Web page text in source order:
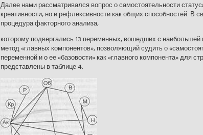
Далее нами рассматривался вопрос о самостоятельности
креативности, но и рефлексив­ности как общих способностей. В
процедура факторного анализа,
которому подвергались 13 переменных, вошедших с
метод «главных компонентов», позволяющий судить о
переменной и о ее «базовости» как «главного компонента» для
представлены в таблице 4.